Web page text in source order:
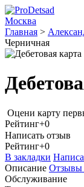
Москва
Главная >
Черничная
Оцени карту
Рейтинг+0
Написать отзыв
Рейтинг+0
В закладки
Описание Отзывы
Обслуживание